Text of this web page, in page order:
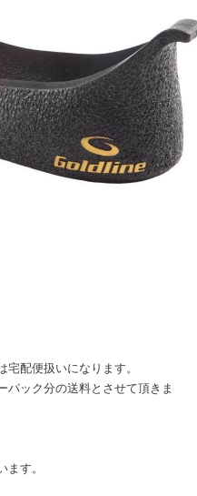
配便扱いになります。
ック分の送料とさせて頂きま
す。